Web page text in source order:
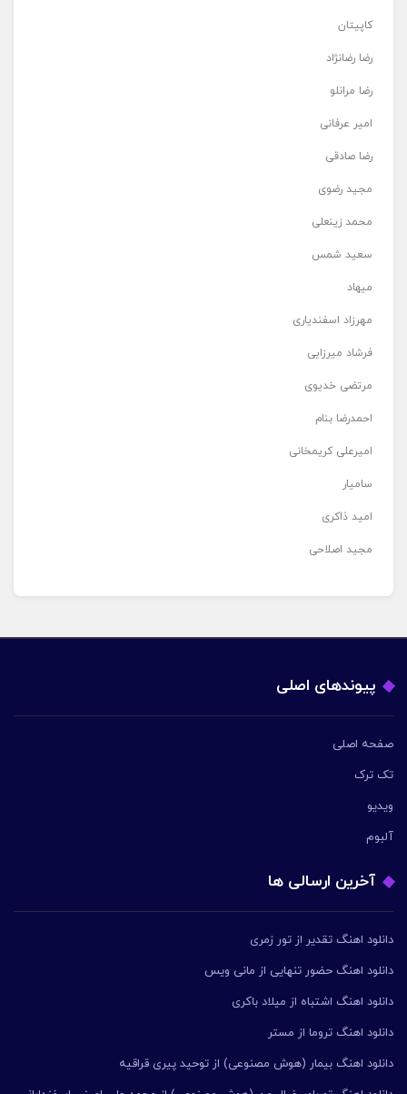
کاپیتان
رضا رضانژاد
رضا مرانلو
امیر عرفانی
رضا صادقی
مجید رضوی
محمد زینعلی
سعید شمس
میهاد
مهرزاد اسفندیاری
فرشاد میرزایی
مرتضی خدیوی
احمدرضا بنام
امیرعلی کریمخانی
سامیار
امید ذاکری
مجید اصلاحی
پیوندهای اصلی
صفحه اصلی
تک ترک
ویدیو
آلبوم
آخرین ارسالی ها
دانلود اهنگ تقدیر از تور زمری
دانلود اهنگ حضور تنهایی از مانی ویس
دانلود اهنگ اشتباه از میلاد باکری
دانلود اهنگ تروما از مستر
دانلود اهنگ بیمار (هوش مصنوعی) از توحید پیری قراقیه